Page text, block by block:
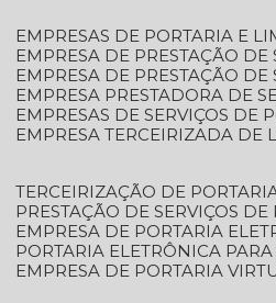
EMPRESAS DE PORTARIA E
EMPRESA DE PRESTAÇÃO
EMPRESA DE PRESTAÇÃO
EMPRESA PRESTADORA DE
EMPRESAS DE SERVIÇOS DE
EMPRESA TERCEIRIZADA
TERCEIRIZAÇÃO DE
PRESTAÇÃO DE SERVIÇOS
EMPRESA DE PORTARIA
PORTARIA ELETRÔNICA
EMPRESA DE PORTARIA